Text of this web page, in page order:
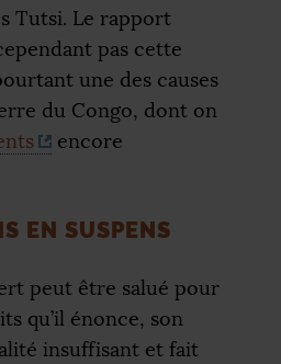
Tutsi. Le rapport
pas cette
une des causes
du Congo, dont on
encore
EN SUSPENS
peut être salué pour
qu’il énonce, son
insuffisant et fait